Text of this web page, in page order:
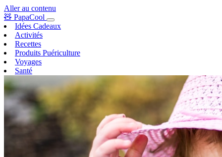
Aller au contenu
🧸 PapaCool
Idées Cadeaux
Activités
Recettes
Produits Puériculture
Voyages
Santé